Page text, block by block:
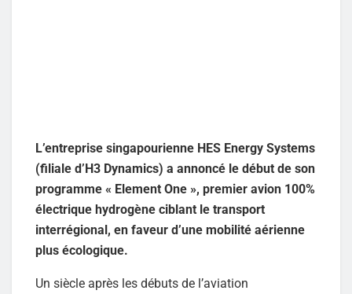
L’entreprise singapourienne HES Energy Systems
(filiale d’H3 Dynamics) a annoncé le début de son
programme « Element One », premier avion 100%
électrique hydrogène ciblant le transport
interrégional, en faveur d’une mobilité aérienne
plus écologique.
Un siècle après les débuts de l’aviation